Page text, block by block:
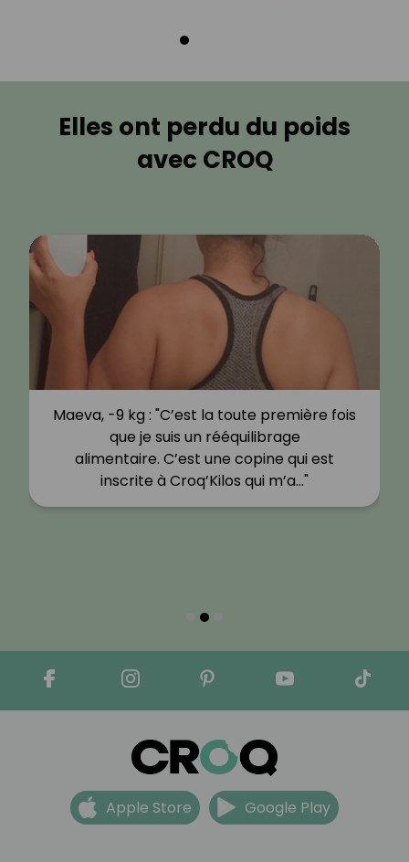
Elles ont perdu du poids
avec CROQ
Maeva, -9 kg : "C’est la toute première fois
que je suis un rééquilibrage
alimentaire. C’est une copine qui est
inscrite à Croq’Kilos qui m’a…"
Apple Store Google Play